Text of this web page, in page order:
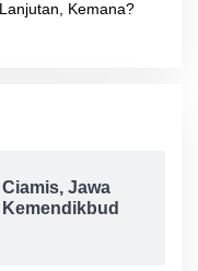
Kemana?
Jawa